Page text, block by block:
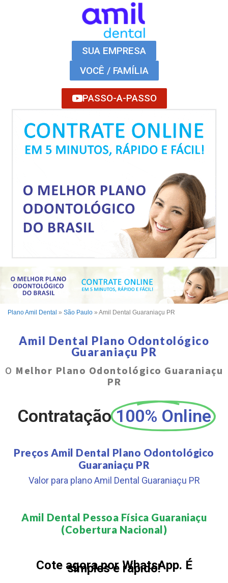
SUA EMPRESA
VOCÊ / FAMÍLIA
PASSO-A-PASSO
Plano Amil Dental » São Paulo » Amil Dental Guaraniaçu PR
Amil Dental Plano Odontológico
Guaraniaçu PR
O Melhor Plano Odontológico Guaraniaçu
PR
Contratação 100% Online
Preços Amil Dental Plano Odontológico
Guaraniaçu PR
Valor para plano Amil Dental Guaraniaçu PR
Amil Dental Pessoa Física Guaraniaçu
(Cobertura Nacional)​
Cote agora por WhatsApp. É
simples e rápido!